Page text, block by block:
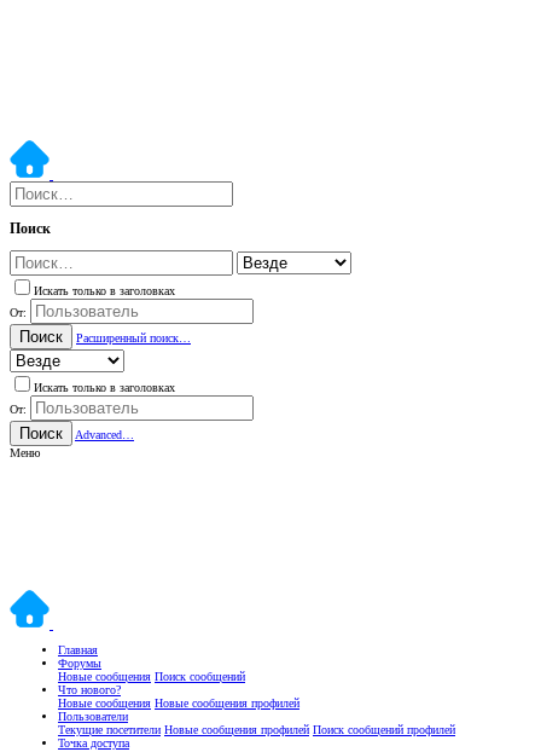
Поиск
Искать только в заголовках
От:
Поиск Расширенный поиск…
Искать только в заголовках
От:
Поиск
Advanced…
Меню
Главная
Форумы
Новые сообщения Поиск сообщений
Что нового?
Новые сообщения Новые сообщения профилей
Пользователи
Текущие посетители Новые сообщения профилей Поиск сообщений профилей
Точка доступа